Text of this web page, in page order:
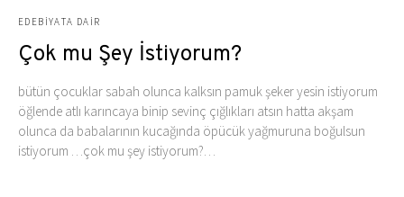
EDEBIYATA DAIR
Çok mu Şey İstiyorum?
bütün çocuklar sabah olunca kalksın pamuk şeker yesin istiyorum
öğlende atlı karıncaya binip sevinç çığlıkları atsın hatta akşam
olunca da babalarının kucağında öpücük yağmuruna boğulsun
istiyorum …çok mu şey istiyorum?…